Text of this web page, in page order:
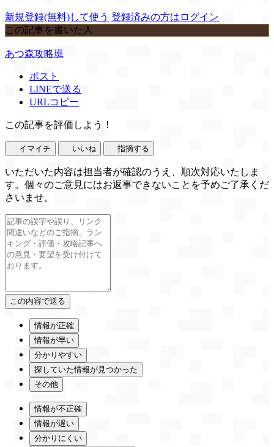
新規登録(無料)して使う 登録済みの方はログイン
この記事を書いた人
あつ森攻略班
ポスト
LINEで送る
URLコピー
この記事を評価しよう！
イマイチ いいね 指摘する
いただいた内容は担当者が確認のうえ、順次対応いたしま
す。個々のご意見にはお返事できないことを予めご了承くだ
さいませ。
情報が正確
情報が早い
分かりやすい
探していた情報が見つかった
その他
情報が不正確
情報が遅い
分かりにくい